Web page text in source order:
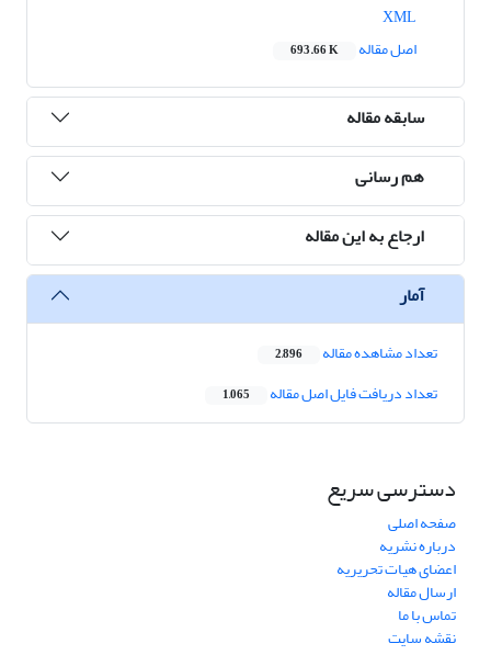
اصل مقاله
693.66 K
سابقه مقاله
هم رسانی
ارجاع به این مقاله
آمار
تعداد مشاهده مقاله 2,896
تعداد دریافت فایل اصل مقاله 1,065
دسترسی سریع
صفحه اصلی
درباره نشریه
اعضای هیات تحریریه
ارسال مقاله
تماس با ما
نقشه سایت